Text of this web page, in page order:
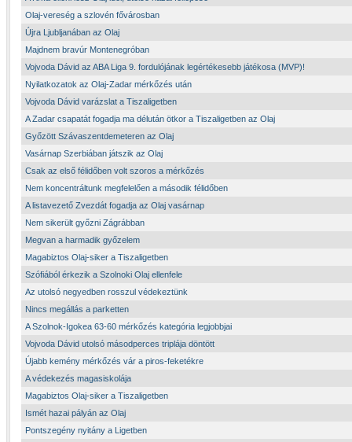
Olaj-vereség a szlovén fővárosban
Újra Ljubljanában az Olaj
Majdnem bravúr Montenegróban
Vojvoda Dávid az ABA Liga 9. fordulójának legértékesebb játékosa (MVP)!
Nyilatkozatok az Olaj-Zadar mérkőzés után
Vojvoda Dávid varázslat a Tiszaligetben
A Zadar csapatát fogadja ma délután ötkor a Tiszaligetben az Olaj
Győzött Szávaszentdemeteren az Olaj
Vasárnap Szerbiában játszik az Olaj
Csak az első félidőben volt szoros a mérkőzés
Nem koncentráltunk megfelelően a második félidőben
A listavezető Zvezdát fogadja az Olaj vasárnap
Nem sikerült győzni Zágrábban
Megvan a harmadik győzelem
Magabiztos Olaj-siker a Tiszaligetben
Szófiából érkezik a Szolnoki Olaj ellenfele
Az utolsó negyedben rosszul védekeztünk
Nincs megállás a parketten
A Szolnok-Igokea 63-60 mérkőzés kategória legjobbjai
Vojvoda Dávid utolsó másodperces triplája döntött
Újabb kemény mérkőzés vár a piros-feketékre
A védekezés magasiskolája
Magabiztos Olaj-siker a Tiszaligetben
Ismét hazai pályán az Olaj
Pontszegény nyitány a Ligetben